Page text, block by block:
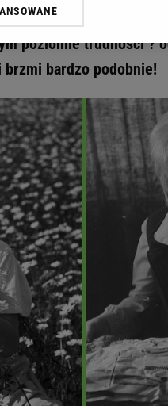
sprawdzi twoją
poziomie trudności ?
brzmi bardzo podobnie!
też zgodę na
narzędzie do
” w stopce serwisu i
i Agora S.A. możemy
geolokalizacyjnych. Aktywne
na urządzeniu lub dostęp do
usług.Lista Zaufanych